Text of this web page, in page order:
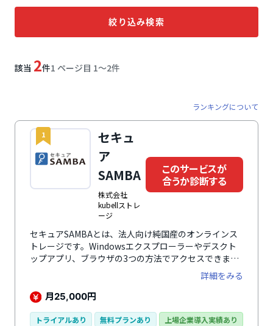
絞り込み検索
該当 2件1 ページ目 1〜2件
ランキングについて
1
セキュ
ア
SAMBA
株式会社
kubellストレ
ージ
このサービスが
合うか診断する
セキュアSAMBAとは、法人向け純国産のオンラインス
トレージです。Windowsエクスプローラーやデスクト
ップアプリ、ブラウザの3つの方法でアクセスできま
す。特に、Windows標準の操作感で扱えるドライブア
プリを備え、従来のファイルサーバーと同じ感覚で使え
ます。IT専任者がいない企業や操作に不慣れな方も、新
ズに進められます。
詳細をみる
月25,000円
トライアルあり 無料プランあり 上場企業導入実績あり